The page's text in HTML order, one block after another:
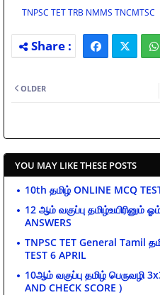
TNPSC TET TRB NMMS TNCMTSC
OLDER
YOU MAY LIKE THESE POSTS
10th தமிழ் ONLINE MCQ
12 ஆம் வகுப்பு தமிழ்உயிரினும்
ANSWERS
TNPSC TET General Tamil
TEST 6 APRIL
10ஆம் வகுப்பு தமிழ் பெருவழி
AND CHECK SCORE )